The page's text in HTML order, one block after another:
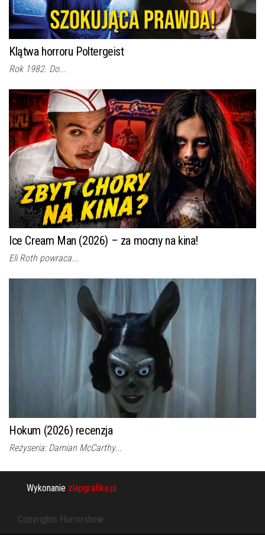
Klątwa horroru Poltergeist
Rok 1982. Do...
Ice Cream Man (2026) – za mocny na kina!
Eli Roth powraca...
Hokum (2026) recenzja
Reżyseria: Damian McCarthy...
Wykonanie zlapgrafika.pl
Copyrights Horrorshow